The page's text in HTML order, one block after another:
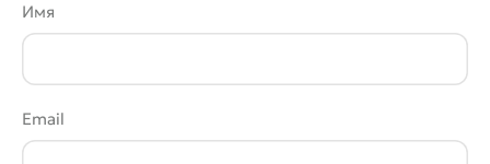
Имя
Email